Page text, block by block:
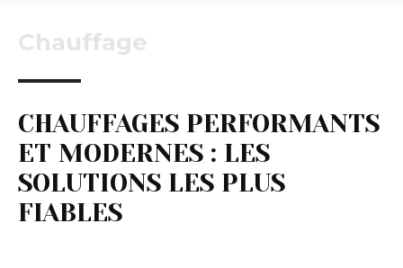
Chauffage
CHAUFFAGES PERFORMANTS
ET MODERNES : LES
SOLUTIONS LES PLUS
FIABLES